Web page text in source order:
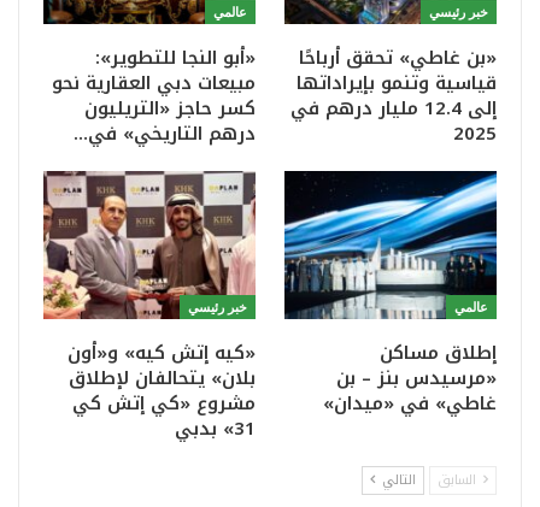
خبر رئيسي
«بن غاطي» تحقق أرباحًا
قياسية وتنمو بإيراداتها
إلى 12.4 مليار درهم في
2025
عالمي
«أبو النجا للتطوير»:
مبيعات دبي العقارية نحو
كسر حاجز «التريليون
درهم التاريخي» في…
عالمي
إطلاق مساكن
«مرسيدس بنز – بن
غاطي» في «ميدان»
خبر رئيسي
«كيه إتش كيه» و«أون
بلان» يتحالفان لإطلاق
مشروع «كي إتش كي
31» بدبي
السابق التالي